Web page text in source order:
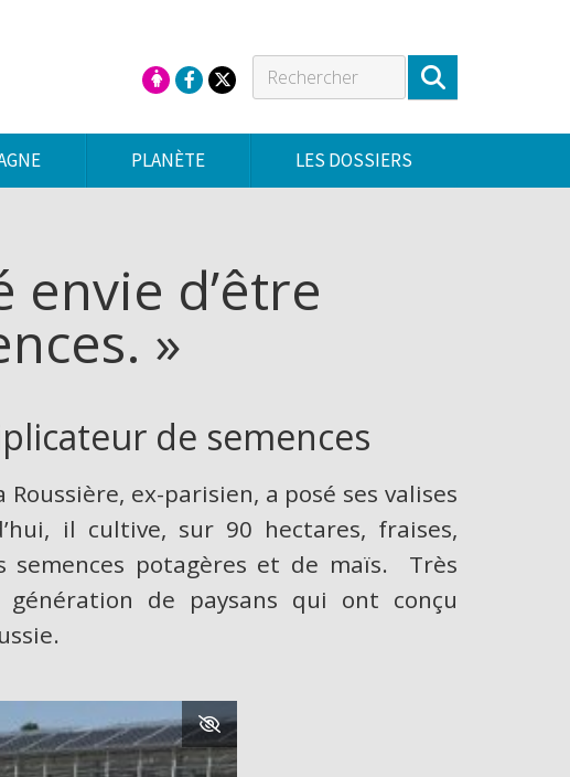
envie d’être
»
de semences
ex-parisien, a posé ses valises
il cultive, sur 90 hectares, fraises,
semences potagères et de maïs. Très
de paysans qui ont conçu
PLANÈTE LES DOSSIERS